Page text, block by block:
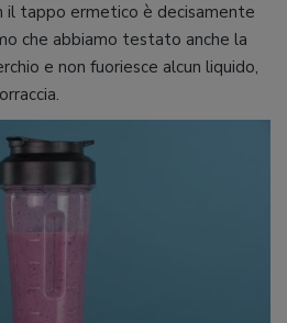
il tappo ermetico è decisamente
che abbiamo testato anche la
e non fuoriesce alcun liquido,